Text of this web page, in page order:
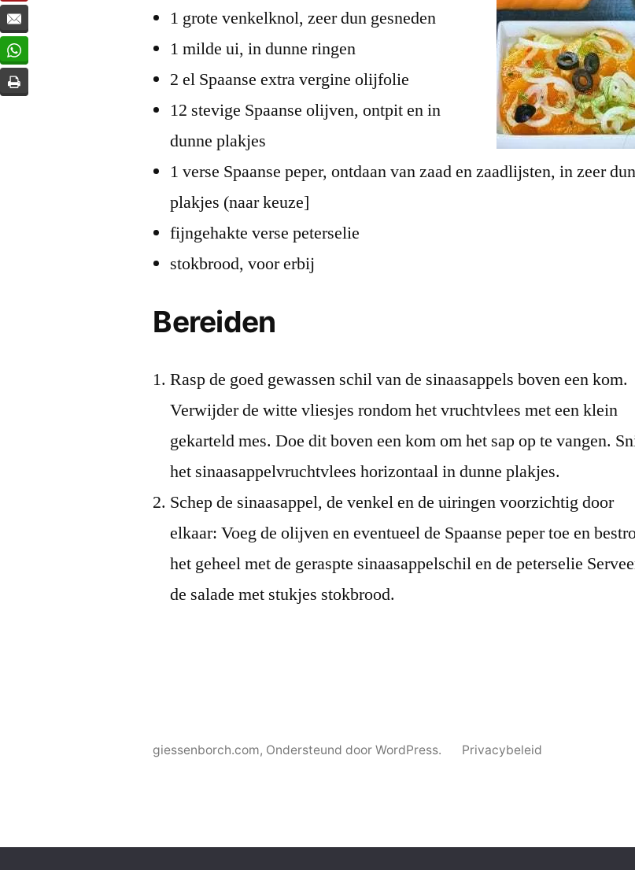
1 grote venkelknol, zeer dun gesneden
1 milde ui, in dunne ringen
2 el Spaanse extra vergine olijfolie
12 stevige Spaanse olijven, ontpit en in
dunne plakjes
1 verse Spaanse peper, ontdaan van zaad en zaadlijsten, in zeer
plakjes (naar keuze]
fijngehakte verse peterselie
stokbrood, voor erbij
Bereiden
Rasp de goed gewassen schil van de sinaasappels boven een kom.
Verwijder de witte vliesjes rondom het vruchtvlees met een klein
gekarteld mes. Doe dit boven een kom om het sap op te vangen.
het sinaasappelvruchtvlees horizontaal in dunne plakjes.
Schep de sinaasappel, de venkel en de uiringen voorzichtig door
elkaar: Voeg de olijven en eventueel de Spaanse peper toe en
het geheel met de geraspte sinaasappelschil en de peterselie
de salade met stukjes stokbrood.
giessenborch.com, Ondersteund door WordPress. Privacybeleid